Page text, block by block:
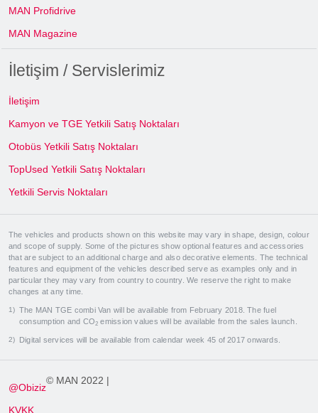
MAN Profidrive
MAN Magazine
İletişim / Servislerimiz
İletişim
Kamyon ve TGE Yetkili Satış Noktaları
Otobüs Yetkili Satış Noktaları
TopUsed Yetkili Satış Noktaları
Yetkili Servis Noktaları
The vehicles and products shown on this website may vary in shape, design, colour
and scope of supply. Some of the pictures show optional features and accessories
that are subject to an additional charge and also decorative elements. The technical
features and equipment of the vehicles described serve as examples only and in
particular they may vary from country to country. We reserve the right to make
changes at any time.
The MAN TGE combi Van will be available from February 2018. The fuel
consumption and CO2 emission values will be available from the sales launch.
Digital services will be available from calendar week 45 of 2017 onwards.
© MAN 2022 |
@Obiziz
KVKK